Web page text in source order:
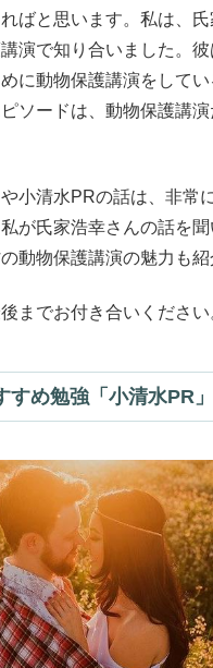
ばと思います。私は、氏
演で知り合いました。
に動物保護講演をしてい
ソードは、動物保護講演
小清水PRの話は、非常
が氏家浩幸さんの話を
動物保護講演の魅力も紹
までお付き合いください
すめ勉強「小清水PR